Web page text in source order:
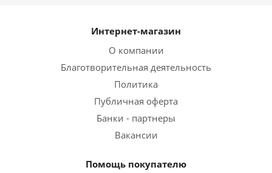
Интернет-магазин
О компании
Благотворительная деятельность
Политика
Публичная оферта
Банки - партнеры
Вакансии
Помощь покупателю